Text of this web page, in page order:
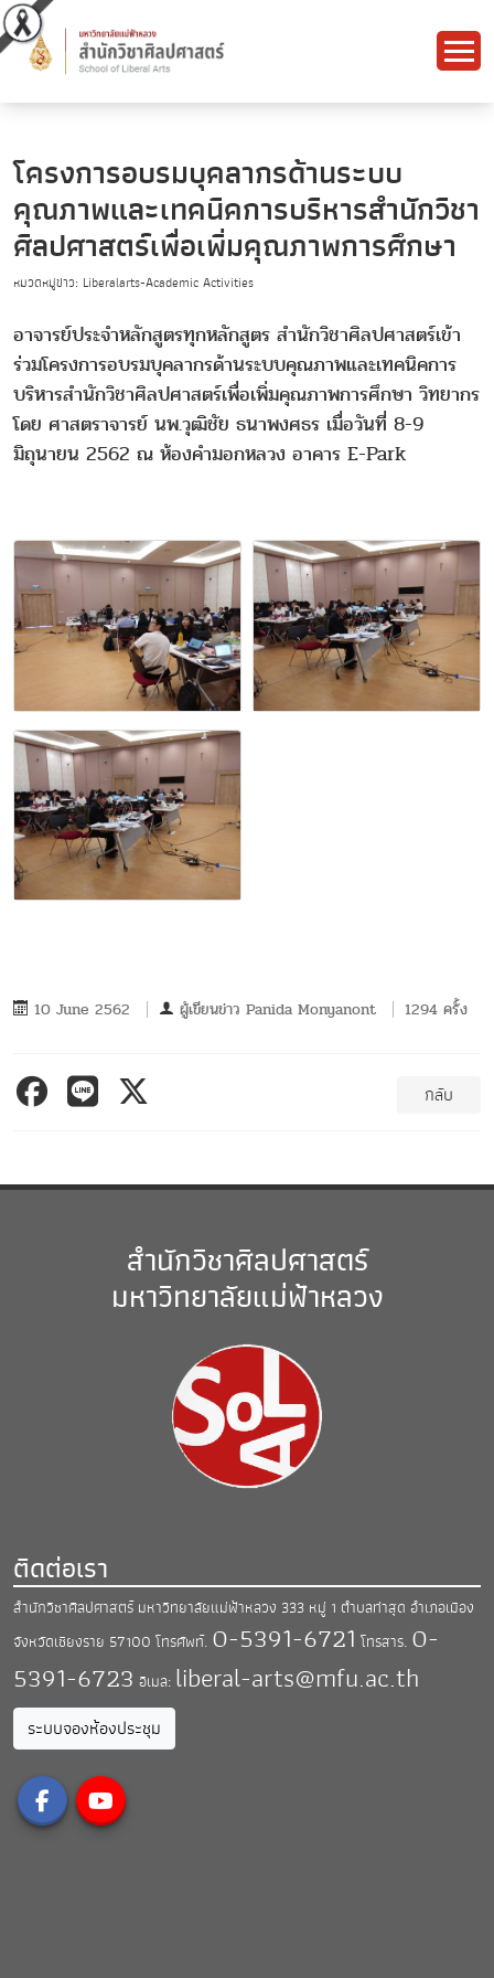
โครงการอบรมบุคลากรด้านระบบ
คุณภาพและเทคนิคการบริหารสำนักวิชา
ศิลปศาสตร์เพื่อเพิ่มคุณภาพการศึกษา
หมวดหมู่ข่าว: Liberalarts-Academic Activities
อาจารย์ประจำหลักสูตรทุกหลักสูตร สำนักวิชาศิลปศาสตร์เข้า
ร่วมโครงการอบรมบุคลากรด้านระบบคุณภาพและเทคนิคการ
บริหารสำนักวิชาศิลปศาสตร์เพื่อเพิ่มคุณภาพการศึกษา วิทยากร
โดย ศาสตราจารย์ นพ.วุฒิชัย ธนาพงศธร เมื่อวันที่ 8-9
มิถุนายน 2562 ณ ห้องคำมอกหลวง อาคาร E-Park
10 June 2562 ผู้เขียนข่าว Panida Monyanont 1294 ครั้ง
กลับ
สำนักวิชาศิลปศาสตร์
มหาวิทยาลัยแม่ฟ้าหลวง
ติดต่อเรา
สำนักวิชาศิลปศาสตร์ มหาวิทยาลัยแม่ฟ้าหลวง 333 หมู่ 1 ตำบลท่าสุด อำเภอเมือง
จังหวัดเชียงราย 57100 โทรศัพท์. 0-5391-6721 โทรสาร. 0-
5391-6723 อีเมล: liberal-arts@mfu.ac.th
ระบบจองห้องประชุม